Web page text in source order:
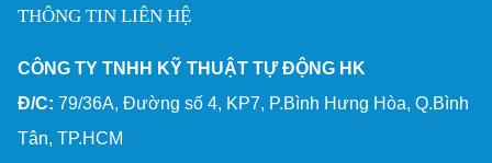
THÔNG TIN LIÊN HỆ
CÔNG TY TNHH KỸ THUẬT TỰ ĐỘNG HK
Đ/C:79/36A, Đường số 4, KP7, P.Bình Hưng Hòa, Q.Bình
Tân, TP.HCM